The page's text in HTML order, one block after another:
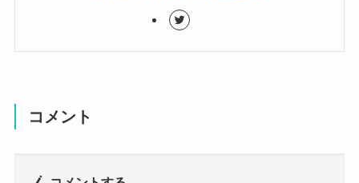
コメント